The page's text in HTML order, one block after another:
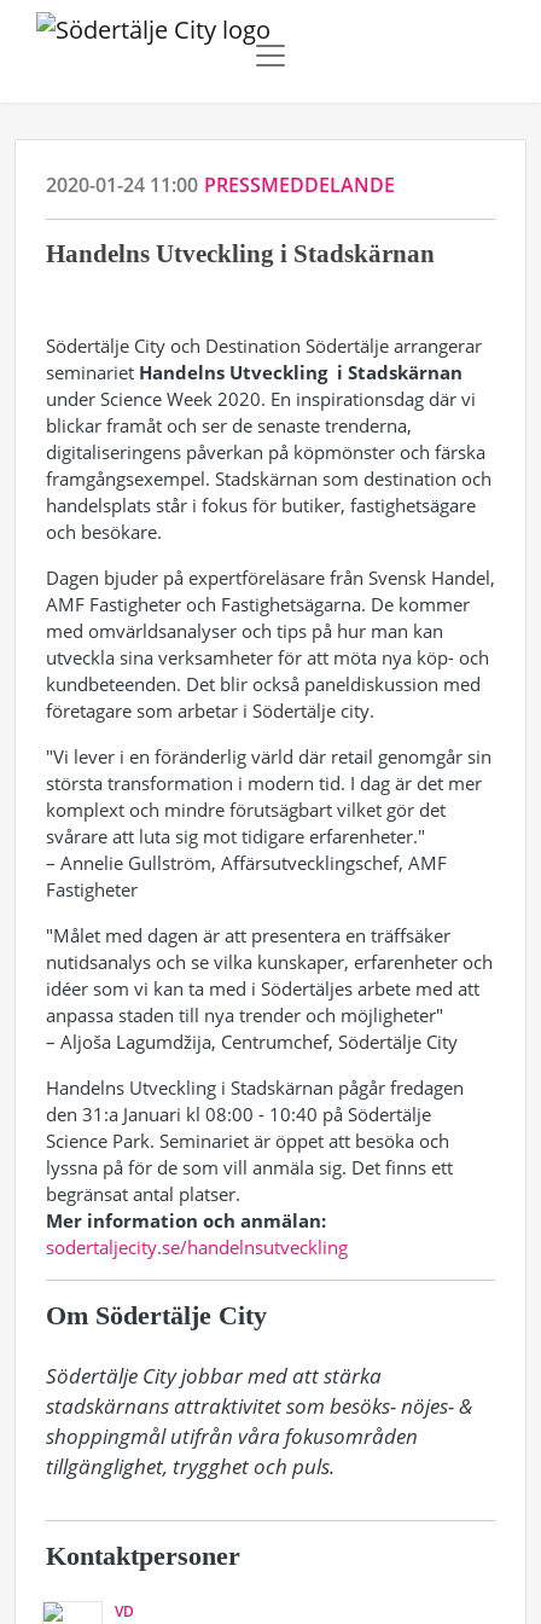
2020-01-24 11:00 PRESSMEDDELANDE
Handelns Utveckling i Stadskärnan
Södertälje City och Destination Södertälje arrangerar
seminariet Handelns Utveckling i Stadskärnan
under Science Week 2020. En inspirationsdag där vi
blickar framåt och ser de senaste trenderna,
digitaliseringens påverkan på köpmönster och färska
framgångsexempel. Stadskärnan som destination och
handelsplats står i fokus för butiker, fastighetsägare
och besökare.
Dagen bjuder på expertföreläsare från Svensk Handel,
AMF Fastigheter och Fastighetsägarna. De kommer
med omvärldsanalyser och tips på hur man kan
utveckla sina verksamheter för att möta nya köp- och
kundbeteenden. Det blir också paneldiskussion med
företagare som arbetar i Södertälje city.
"Vi lever i en föränderlig värld där retail genomgår sin
största transformation i modern tid. I dag är det mer
komplext och mindre förutsägbart vilket gör det
svårare att luta sig mot tidigare erfarenheter."
– Annelie Gullström, Affärsutvecklingschef, AMF
Fastigheter
"Målet med dagen är att presentera en träffsäker
nutidsanalys och se vilka kunskaper, erfarenheter och
idéer som vi kan ta med i Södertäljes arbete med att
anpassa staden till nya trender och möjligheter"
– Aljoša Lagumdžija, Centrumchef, Södertälje City
Handelns Utveckling i Stadskärnan pågår fredagen
den 31:a Januari kl 08:00 - 10:40 på Södertälje
Science Park. Seminariet är öppet att besöka och
lyssna på för de som vill anmäla sig. Det finns ett
begränsat antal platser.
Mer information och anmälan:
sodertaljecity.se/handelnsutveckling
Om Södertälje City
Södertälje City jobbar med att stärka
stadskärnans attraktivitet som besöks- nöjes- &
shoppingmål utifrån våra fokusområden
tillgänglighet, trygghet och puls.
Kontaktpersoner
VD